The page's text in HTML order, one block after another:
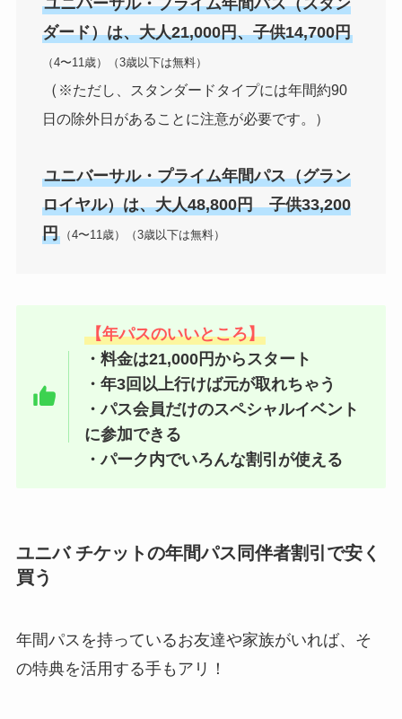
ダード）は、大人21,000円、子供14,700円
（4〜11歳）（3歳以下は無料）
（ ※ただし、スタンダードタイプには年間約90
日の除外日があることに注意が必要です。）
ユニバーサル・プライム年間パス（グラン
ロイヤル）は、大人48,800円 子供33,200
円（4〜11歳）（3歳以下は無料）
【年パスのいいところ】
・料金は21,000円からスタート
・年3回以上行けば元が取れちゃう
・パス会員だけのスペシャルイベント
に参加できる
・パーク内でいろんな割引が使える
ユニバ チケットの年間パス同伴者割引で安く
買う
年間パスを持っているお友達や家族がいれば、そ
の特典を活用する手もアリ！